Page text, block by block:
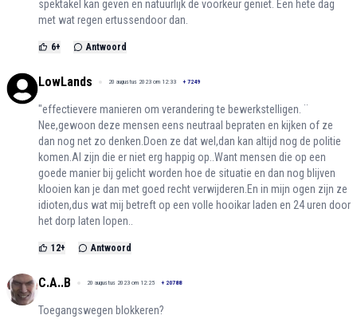
spektakel kan geven en natuurlijk de voorkeur geniet. Een hete dag
met wat regen ertussendoor dan.
6+ Antwoord
LowLands 20 augustus 2023 om 12:33 + 7249
"effectievere manieren om verandering te bewerkstelligen. ¨
Nee,gewoon deze mensen eens neutraal bepraten en kijken of ze
dan nog net zo denken.Doen ze dat wel,dan kan altijd nog de politie
komen.Al zijn die er niet erg happig op..Want mensen die op een
goede manier bij gelicht worden hoe de situatie en dan nog blijven
klooien kan je dan met goed recht verwijderen.En in mijn ogen zijn ze
idioten,dus wat mij betreft op een volle hooikar laden en 24 uren door
het dorp laten lopen..
12+ Antwoord
C.A..B 20 augustus 2023 om 12:25 + 20788
Toegangswegen blokkeren?